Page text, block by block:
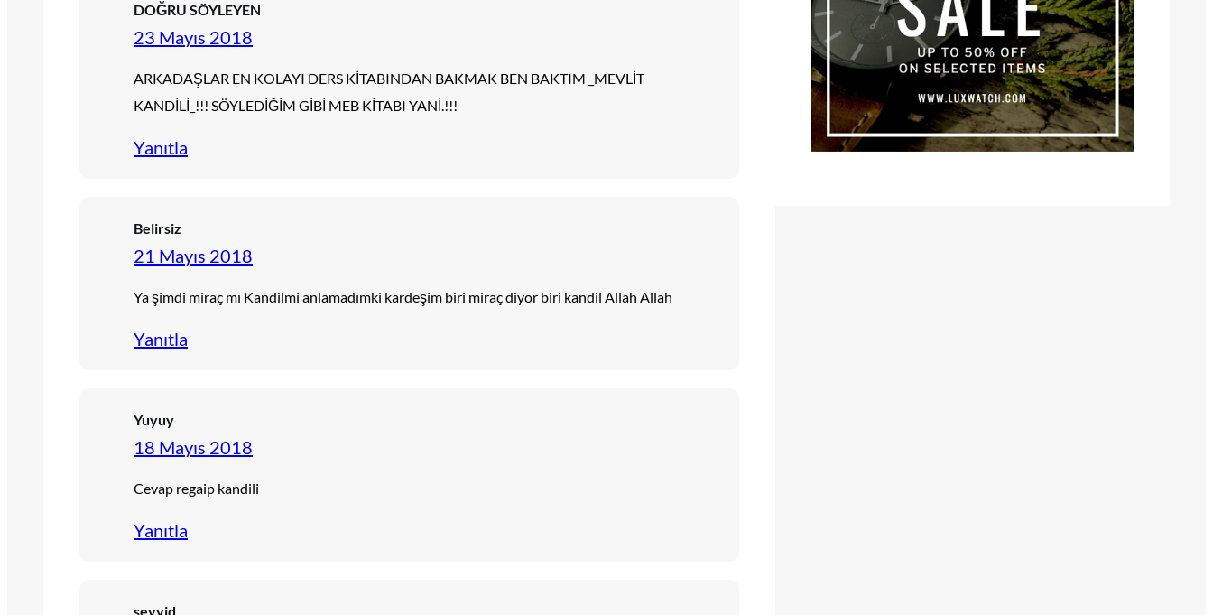
DOĞRU SÖYLEYEN
23 Mayıs 2018
ARKADAŞLAR EN KOLAYI DERS KİTABINDAN BAKMAK BEN BAKTIM _MEVLİT
KANDİLİ_!!! SÖYLEDİĞİM GİBİ MEB KİTABI YANİ.!!!
Yanıtla
Belirsiz
21 Mayıs 2018
Ya şimdi miraç mı Kandilmi anlamadımki kardeşim biri miraç diyor biri kandil Allah Allah
Yanıtla
Yuyuy
18 Mayıs 2018
Cevap regaip kandili
Yanıtla
seyyid